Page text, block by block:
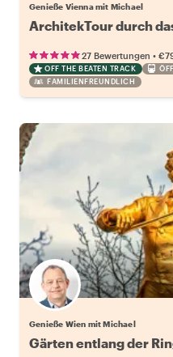
Genieße Vienna mit Michael
ArchitekTour durch
27 Bewertungen •
OFF THE BEATEN TRACK
FAMILIENFREUNDLICH
Genieße Wien mit Michael
Gärten entlang der